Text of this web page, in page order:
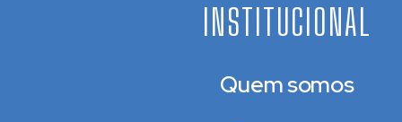
INSTITUCIONAL
Quem somos